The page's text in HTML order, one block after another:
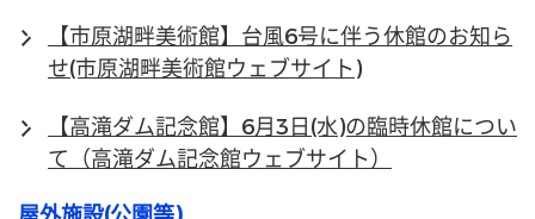
【市原湖畔美術館】台風6号に伴う休館のお知ら
せ(市原湖畔美術館ウェブサイト)
【高滝ダム記念館】6月3日(水)の臨時休館につい
て（高滝ダム記念館ウェブサイト）